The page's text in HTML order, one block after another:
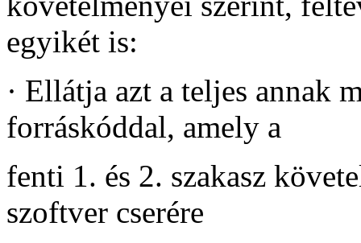
egyikét is:
· Ellátja azt a teljes annak
forráskóddal, amely a
fenti 1. és 2. szakasz
szoftver cserére